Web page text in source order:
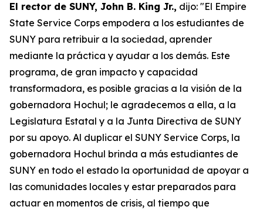
El rector de SUNY, John B. King Jr., dijo: "El Empire
State Service Corps empodera a los estudiantes de
SUNY para retribuir a la sociedad, aprender
mediante la práctica y ayudar a los demás. Este
programa, de gran impacto y capacidad
transformadora, es posible gracias a la visión de la
gobernadora Hochul; le agradecemos a ella, a la
Legislatura Estatal y a la Junta Directiva de SUNY
por su apoyo. Al duplicar el SUNY Service Corps, la
gobernadora Hochul brinda a más estudiantes de
SUNY en todo el estado la oportunidad de apoyar a
las comunidades locales y estar preparados para
actuar en momentos de crisis, al tiempo que